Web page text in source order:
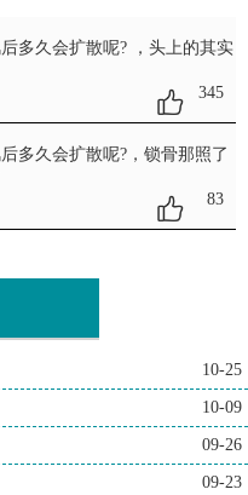
多久会扩散呢?
，头上的其实
345
多久会扩散呢? ，锁骨那照了
83
10-25
10-09
09-26
09-23